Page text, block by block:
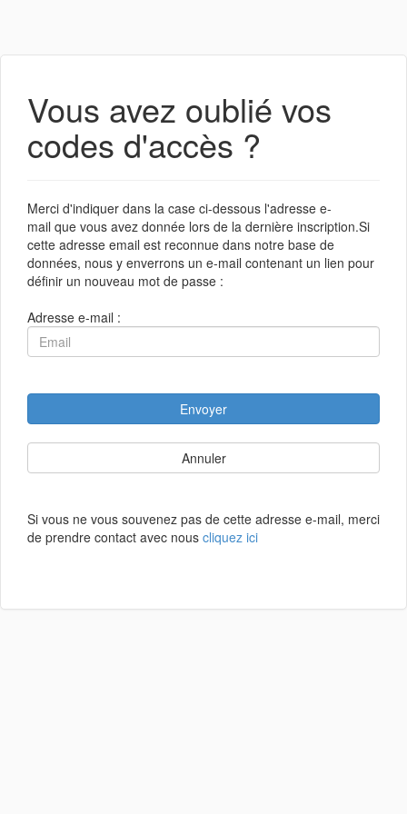
Vous avez oublié vos
codes d'accès ?
Merci d'indiquer dans la case ci-dessous l'adresse e-
mail que vous avez donnée lors de la dernière inscription.Si
cette adresse email est reconnue dans notre base de
données, nous y enverrons un e-mail contenant un lien pour
définir un nouveau mot de passe :
Adresse e-mail :
Envoyer
Annuler
Si vous ne vous souvenez pas de cette adresse e-mail, merci
de prendre contact avec nous cliquez ici